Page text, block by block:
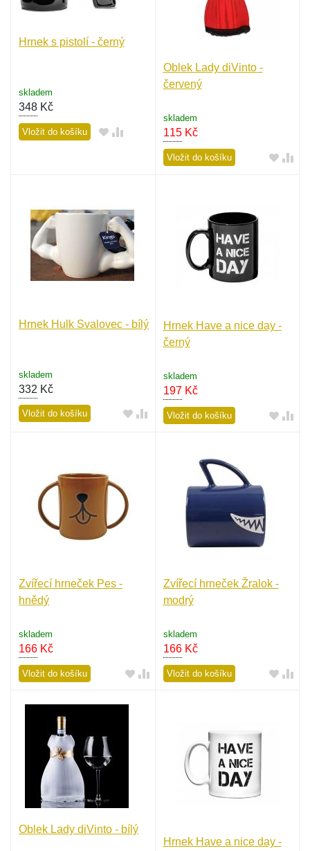
Hrnek s pistolí - černý
skladem
348 Kč
Vložit do košíku
Oblek Lady diVinto -
červený
skladem
115Kč
Vložit do košíku
Hrnek Hulk Svalovec - bílý
skladem
332 Kč
Vložit do košíku
Hrnek Have a nice day -
černý
skladem
197Kč
Vložit do košíku
Zvířecí hrneček Pes -
hnědý
skladem
166 Kč
Vložit do košíku
Zvířecí hrneček Žralok -
modrý
skladem
166Kč
Vložit do košíku
Oblek Lady diVinto - bílý
Hrnek Have a nice day -